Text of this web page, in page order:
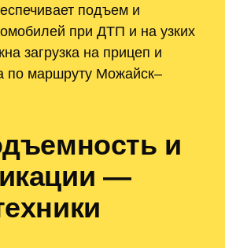
подъем и
при ДТП и на узких
загрузка на прицеп и
по маршруту Можайск–
и
—